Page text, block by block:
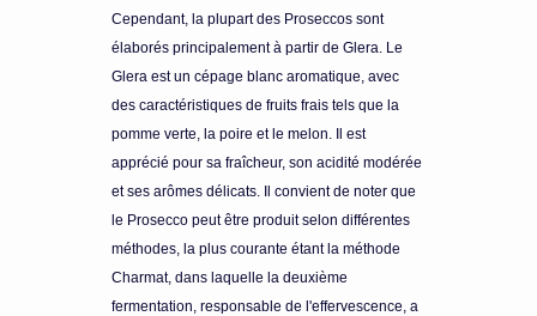
Cependant, la plupart des Proseccos sont
élaborés principalement à partir de Glera. Le
Glera est un cépage blanc aromatique, avec
des caractéristiques de fruits frais tels que la
pomme verte, la poire et le melon. Il est
apprécié pour sa fraîcheur, son acidité modérée
et ses arômes délicats. Il convient de noter que
le Prosecco peut être produit selon différentes
méthodes, la plus courante étant la méthode
Charmat, dans laquelle la deuxième
fermentation, responsable de l'effervescence, a